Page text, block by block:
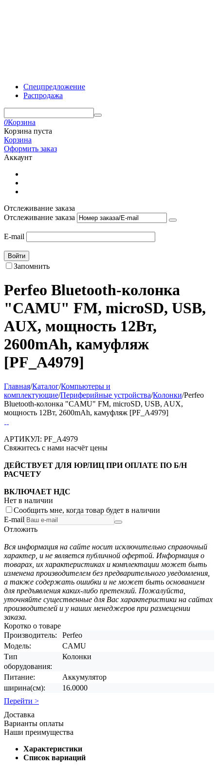
Спецпредложение
Распродажа
0Корзина
Корзина пуста
Корзина
Оформить заказ
Аккаунт
Отслеживание заказа
Отслеживание заказа
E-mail
Войти
Запомнить
Perfeo Bluetooth-колонка
"CAMU" FM, microSD, USB,
AUX, мощность 12Вт,
2600mAh, камуфляж
[PF_A4979]
Главная/Каталог/Компьютеры и
комплектующие/Периферийные устройства/Колонки/Perfeo
Bluetooth-колонка "CAMU" FM, microSD, USB, AUX,
мощность 12Вт, 2600mAh, камуфляж [PF_A4979]
АРТИКУЛ: PF_A4979
Свяжитесь с нами насчёт цены
ДЕЙСТВУЕТ ДЛЯ ЮРЛИЦ ПРИ ОПЛАТЕ ПО Б/Н
РАСЧЕТУ
ВКЛЮЧАЕТ НДС
Нет в наличии
Сообщить мне, когда товар будет в наличии
E-mail
Отложить
Вся информация на сайте носит исключительно справочный
характер, и не является публичной офертой. Информация о
товарах, их характеристиках и комплектации может быть
изменена производителем без предварительного уведомления,
а также содержать ошибки и не может быть основанием
для предъявления каких-либо претензий. Пожалуйста,
уточняйте существенные для Вас характеристики на сайтах
производителей и у наших менеджеров при размещении
заказа.
Коротко о товаре
Производитель:
Perfeo
Модель:
CAMU
Тип
оборудования:
Колонки
Питание:
Аккумулятор
ширина(см):
16.0000
Перейти >
Доставка
Варианты оплаты
Наши преимущества
Характеристики
Список вариаций